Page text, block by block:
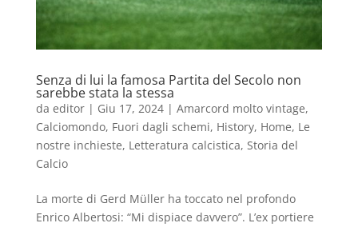
Senza di lui la famosa Partita del Secolo non
sarebbe stata la stessa
da editor| Giu 17, 2024| Amarcord molto vintage,
Calciomondo, Fuori dagli schemi, History, Home, Le
nostre inchieste, Letteratura calcistica, Storia del
Calcio
La morte di Gerd Müller ha toccato nel profondo
Enrico Albertosi: “Mi dispiace davvero”. L’ex portiere